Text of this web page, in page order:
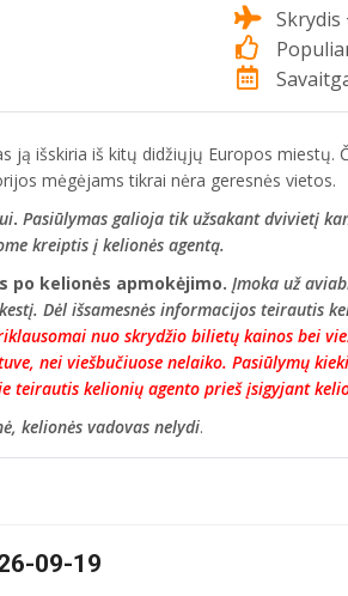
Skrydis
ją išskiria iš kitų didžiųjų Europos miestų.
mėgėjams tikrai nėra geresnės vietos.
. Pasiūlymas galioja tik užsakant dvivietį
kreiptis į kelionės agentą.
po kelionės apmokėjimo. Įmoka už
Dėl išsamesnės informacijos teirautis
nuo skrydžio bilietų kainos bei
nei viešbučiuose nelaiko. Pasiūlymų
teirautis kelionių agento prieš įsigyjant
kelionės vadovas nelydi.
09-19